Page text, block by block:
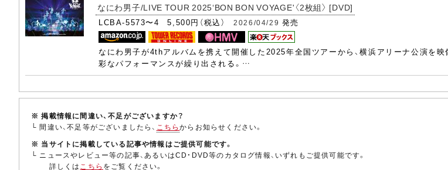
(37) 初心LOVE
(38) サチアレ
(39) ありがとう心から
なにわ男子/LIVE TOUR 2025‘BON BON VOYAGE'〈2枚組〉 [DVD]
LCBA-5573〜4 5,500円（税込）2026/04/29 発売
なにわ男子が4thアルバムを携えて開催した2025年全国ツアーから、横浜アリーナ公演を
彩なパフォーマンスが繰り出される。…
※ 掲載情報に間違い、不足がございますか？
└ 間違い、不足等がございましたら、 こちらからお知らせください。
※ 当サイトに掲載している記事や情報はご提供可能です。
└ ニュースやレビュー等の記事、あるいはCD・DVD等のカタログ情報、いずれもご提供可能です。
詳しくは こちら をご覧ください。